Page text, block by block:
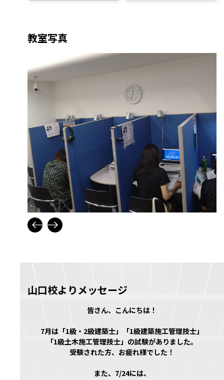
教室写真
山口校よりメッセージ
皆さん、こんにちは！
7月は「1級・2級建築士」「1級建築施工管理技士」
「1級土木施工管理技士」の試験がありました。
受験された方、お疲れ様でした！
また、7/24には、